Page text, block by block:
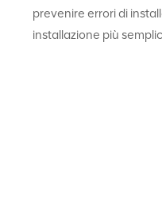
prevenire errori di
installazione più